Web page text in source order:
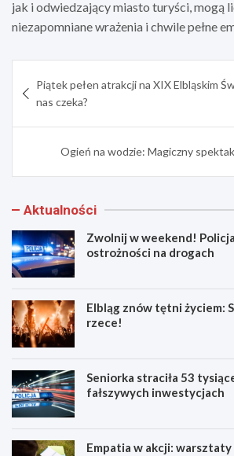
jak i odwiedzający miasto turyści, mogą
niezapomniane wrażenia i chwile pełne
wpisu
Piątek pełen atrakcji na XIX Elbląskim
nas czeka?
Ogień na wodzie: Magiczny
Aktualności
Zwolnij w weekend!
ostrożności na drogach
Elbląg znów tętni życiem:
rzece!
Seniorka straciła 53
fałszywych inwestycjach
Empatia w akcji: